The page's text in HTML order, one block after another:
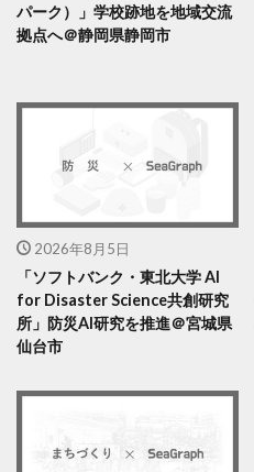
パーク）」学校跡地を地域交流
拠点へ＠静岡県静岡市
2026年8月5日
「ソフトバンク・東北大学 AI
for Disaster Science共創研究
所」防災AI研究を推進＠宮城県
仙台市